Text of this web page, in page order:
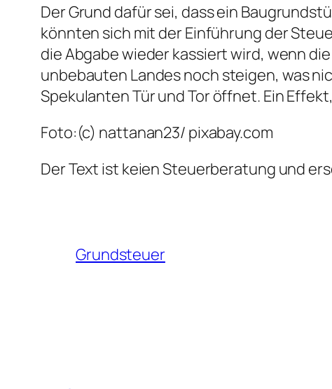
Der Grund dafür sei, dass ein
könnten sich mit der Einführung der
die Abgabe wieder kassiert wird, wenn
unbebauten Landes noch steigen, was
Spekulanten Tür und Tor öffnet. Ein
Foto:(c) nattanan23/ pixabay.com
Der Text ist keien Steuerberatung und
Grundsteuer